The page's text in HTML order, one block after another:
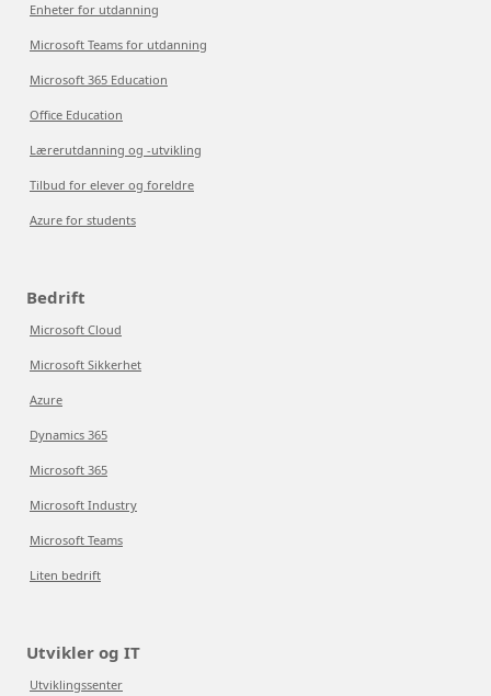
Enheter for utdanning
Microsoft Teams for utdanning
Microsoft 365 Education
Office Education
Lærerutdanning og -utvikling
Tilbud for elever og foreldre
Azure for students
Bedrift
Microsoft Cloud
Microsoft Sikkerhet
Azure
Dynamics 365
Microsoft 365
Microsoft Industry
Microsoft Teams
Liten bedrift
Utvikler og IT
Utviklingssenter